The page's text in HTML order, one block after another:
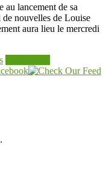
lancement de sa
nouvelles de Louise
aura lieu le mercredi